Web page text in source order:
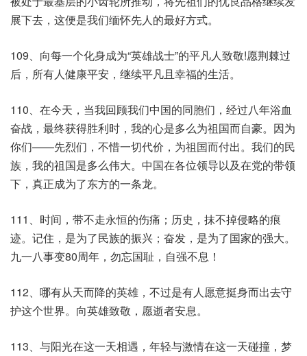
展下去，这便是我们缅怀先人的最好方式。
109、向每一个化身成为“英雄战士”的平凡人致敬!愿荆棘过
后，所有人健康平安，继续平凡且幸福的生活。
110、在今天，当我回顾我们中国的同胞们，经过八年浴血
奋战，最终获得胜利时，我的心是多么为祖国而自豪。因为
你们——先烈们，不惜一切代价，为祖国而付出。我们的民
族，我的祖国是多么伟大。中国在各位领导以及在党的带领
下，真正成为了东方的一条龙。
111、时间，带不走永恒的伤痛；历史，抹不掉侵略的痕
迹。记住，是为了民族的振兴；奋发，是为了国家的强大。
九一八事变80周年，勿忘国耻，自强不息！
112、哪有从天而降的英雄，不过是有人愿意挺身而出去守
护这个世界。向英雄致敬，愿逝者安息。
113、与阳光在这一天相遇，年轻与激情在这一天碰撞，梦